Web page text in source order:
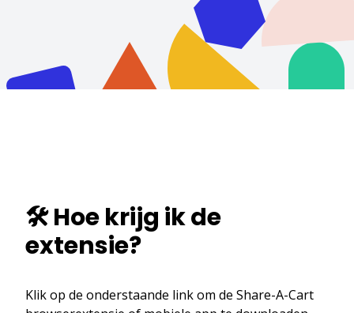
🛠️ Hoe krijg ik de
extensie?
Klik op de onderstaande link om de Share-A-Cart